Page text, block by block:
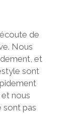
de
Nous
et
sont
nous
sont pas